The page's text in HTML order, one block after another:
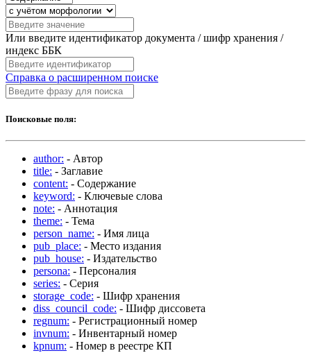
Или введите идентификатор документа / шифр хранения /
индекс ББК
Справка о расширенном поиске
Поисковые поля:
author: - Автор
title: - Заглавие
content: - Содержание
keyword: - Ключевые слова
note: - Аннотация
theme: - Тема
person_name: - Имя лица
pub_place: - Место издания
pub_house: - Издательство
persona: - Персоналия
series: - Серия
storage_code: - Шифр хранения
diss_council_code: - Шифр диссовета
regnum: - Регистрационный номер
invnum: - Инвентарный номер
kpnum: - Номер в реестре КП